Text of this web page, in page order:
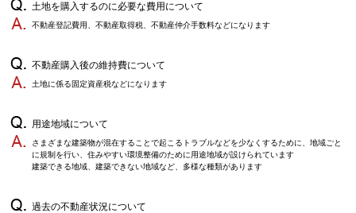
土地を購入するのに必要な費用について
不動産登記費用、不動産取得税、不動産仲介手数料などになります
不動産購入後の維持費について
土地に係る固定資産税などになります
用途地域について
さまざまな建築物が混在することで起こるトラブルなどを少なくするために、地域ごと
に規制を行い、住みやすい環境整備のために用途地域が設けられています
建築できる地域、建築できない地域など、多様な種類があります
過去の不動産状況について